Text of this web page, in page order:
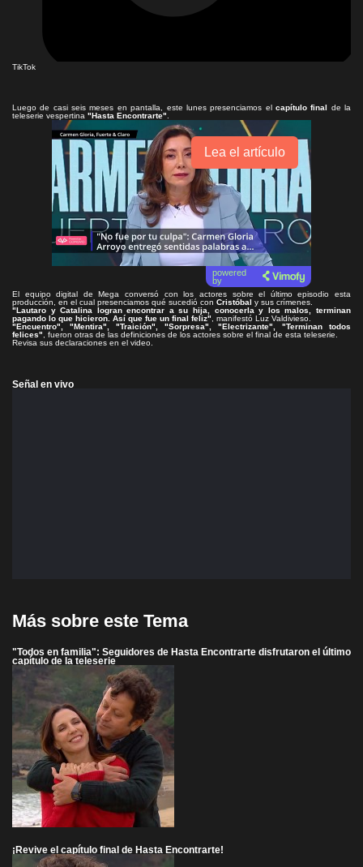
TikTok
Luego de casi seis meses en pantalla, este lunes presenciamos el capítulo final de la
teleserie vespertina "Hasta Encontrarte"
Lea el artículo
powered
by
El equipo digital de Mega conversó con los actores sobre el último episodio esta
producción, en el cual presenciamos qué sucedió con Cristóbal y sus crímenes.
"Lautaro y Catalina logran encontrar a su hija, conocerla y los malos, terminan
pagando lo que hicieron. Así que fue un final feliz" , manifestó Luz Valdivieso.
"Encuentro", "Mentira", "Traición", "Sorpresa", "Electrizante", "Terminan todos
felices" , fueron otras de las definiciones de los actores sobre el final de esta teleserie.
Revisa sus declaraciones en el video.
Señal en vivo
Más sobre este Tema
"Todos en familia": Seguidores de Hasta Encontrarte disfrutaron el último
capítulo de la teleserie
¡Revive el capítulo final de Hasta Encontrarte!